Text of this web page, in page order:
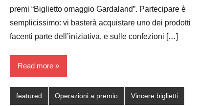
premi “Biglietto omaggio Gardaland”. Partecipare è
semplicissimo: vi basterà acquistare uno dei prodotti
facenti parte dell’iniziativa, e sulle confezioni […]
Read more
featured Operazioni a premio Vincere biglietti